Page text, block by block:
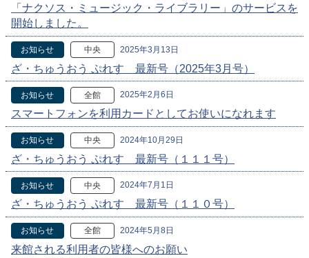
「ナクソス・ミュージック・ライブラリー」のサービスを
開始しました。
お知らせ 中央 2025年3月13日
ざ・ちゅうおう ぷれす 最新号（2025年3月号）
お知らせ 全館 2025年2月6日
スマートフォンを利用カードとしてお使いになれます
お知らせ 中央 2024年10月29日
ざ・ちゅうおう ぷれす 最新号（１１１号）
お知らせ 中央 2024年7月1日
ざ・ちゅうおう ぷれす 最新号（１１０号）
お知らせ 全館 2024年5月8日
来館される利用者の皆様へのお願い